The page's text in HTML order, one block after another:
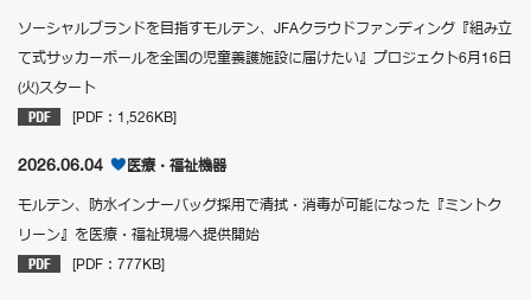
ソーシャルブランドを目指すモルテン、JFAクラウドファンディング『組み立
て式サッカーボールを全国の児童養護施設に届けたい』プロジェクト6月16日
(火)スタート
[PDF：1,526KB]
2026.06.04 医療・福祉機器
モルテン、防水インナーバッグ採用で清拭・消毒が可能になった『ミントク
リーン』を医療・福祉現場へ提供開始
[PDF：777KB]